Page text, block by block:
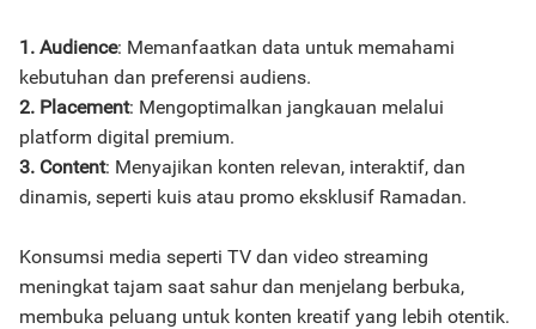
1. Audience: Memanfaatkan data untuk memahami
kebutuhan dan preferensi audiens.
2. Placement: Mengoptimalkan jangkauan melalui
platform digital premium.
3. Content: Menyajikan konten relevan, interaktif, dan
dinamis, seperti kuis atau promo eksklusif Ramadan.
Konsumsi media seperti TV dan video streaming
meningkat tajam saat sahur dan menjelang berbuka,
membuka peluang untuk konten kreatif yang lebih otentik.